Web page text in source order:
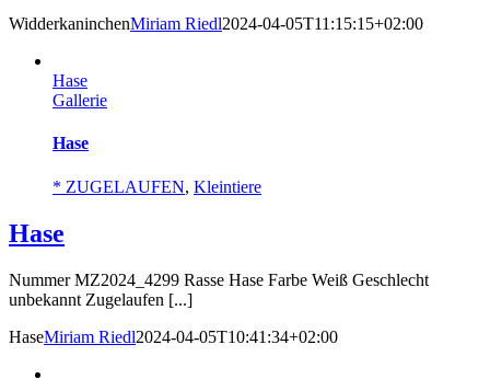
WidderkaninchenMiriam Riedl2024-04-05T11:15:15+02:00
Hase
Gallerie
Hase
* ZUGELAUFEN, Kleintiere
Hase
Nummer MZ2024_4299 Rasse Hase Farbe Weiß Geschlecht
unbekannt Zugelaufen [...]
HaseMiriam Riedl2024-04-05T10:41:34+02:00